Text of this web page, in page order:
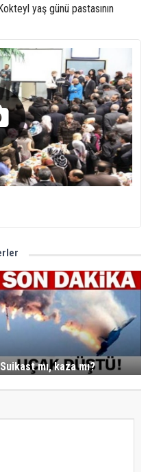
yaş günü pastasının
Suikast mı, kaza mı?